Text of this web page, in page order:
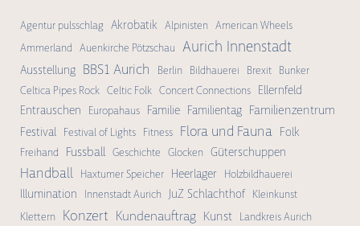
Agentur pulsschlag Akrobatik Alpinisten American Wheels
Ammerland Auenkirche Pötzschau Aurich Innenstadt
Ausstellung BBS1 Aurich Berlin Bildhauerei Brexit Bunker
Celtica Pipes Rock Celtic Folk Concert Connections Ellernfeld
Entrauschen
Europahaus Familie Familientag Familienzentrum
Festival Festival of Lights Fitness Flora und Fauna Folk
Freihand Fussball Geschichte Glocken Güterschuppen
Handball Haxtumer Speicher Heerlager Holzbildhauerei
Illumination Innenstadt Aurich JuZ Schlachthof Kleinkunst
Klettern
Konzert Kundenauftrag Kunst Landkreis Aurich